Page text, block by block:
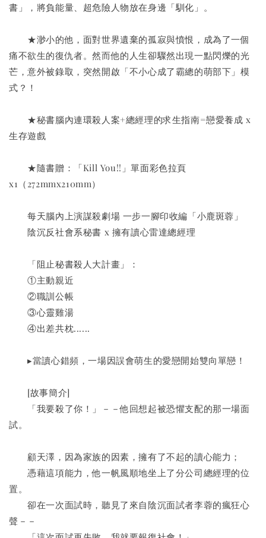
書」，將負能量、超危險人物放在身邊「馴化」。
★渺小的他，面對世界遺棄的孤寂與憤恨，成為了一個
痛不欲生的復仇者。然而他的人生卻驟然出現一點閃爍的光
芒，意外被錄取，突然開啟「不小心成了霸總的萌部下」模
式？！
★秘書腦內連環殺人案+總經理的求生指南=戀愛養成 x
生存遊戲
★隨書贈：「Kill You!!」單面彩色拉頁
x1（272mmx210mm）
每天腦內上演謀殺劇場 一步一腳印收編「小鹿斑蓉」
陰沉反社會系秘書 x 擁有讀心雷達總經理
「阻止秘書殺人大計畫」：
①主動親近
②職訓公帳
③心靈雞湯
④出差共枕......
▸當讀心錯頻，一場因誤會萌生的愛戀開始雙向單戀！
[故事簡介]
「我要殺了你！」－－他回想起被恐懼支配的那一場面
試。
顧天澤，因為家族的因素，擁有了不起的讀心能力；
憑藉這項能力，他一帆風順地坐上了分公司總經理的位
置。
卻在一次面試時，聽見了來自陰沉面試者李蓉的瘋狂心
聲－－